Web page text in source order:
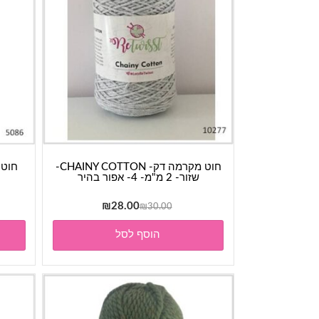
חוט מקרמה דק- CHAINY COTTON-
שזור- 2 מ"מ- 4- אפור בהיר
₪30.00
המחיר
המקורי
היה:
₪30.00.
₪28.00
הנוכחי
₪28.00.
הוסף לסל